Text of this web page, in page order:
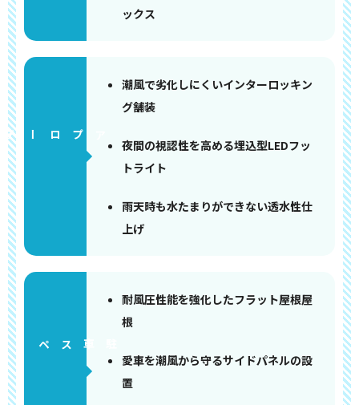
ックス
アプローチ
潮風で劣化しにくいインターロッキン
グ舗装
夜間の視認性を高める埋込型LEDフッ
トライト
雨天時も水たまりができない透水性仕
上げ
耐風圧性能を強化したフラット屋根屋
根
愛車を潮風から守るサイドパネルの設
置